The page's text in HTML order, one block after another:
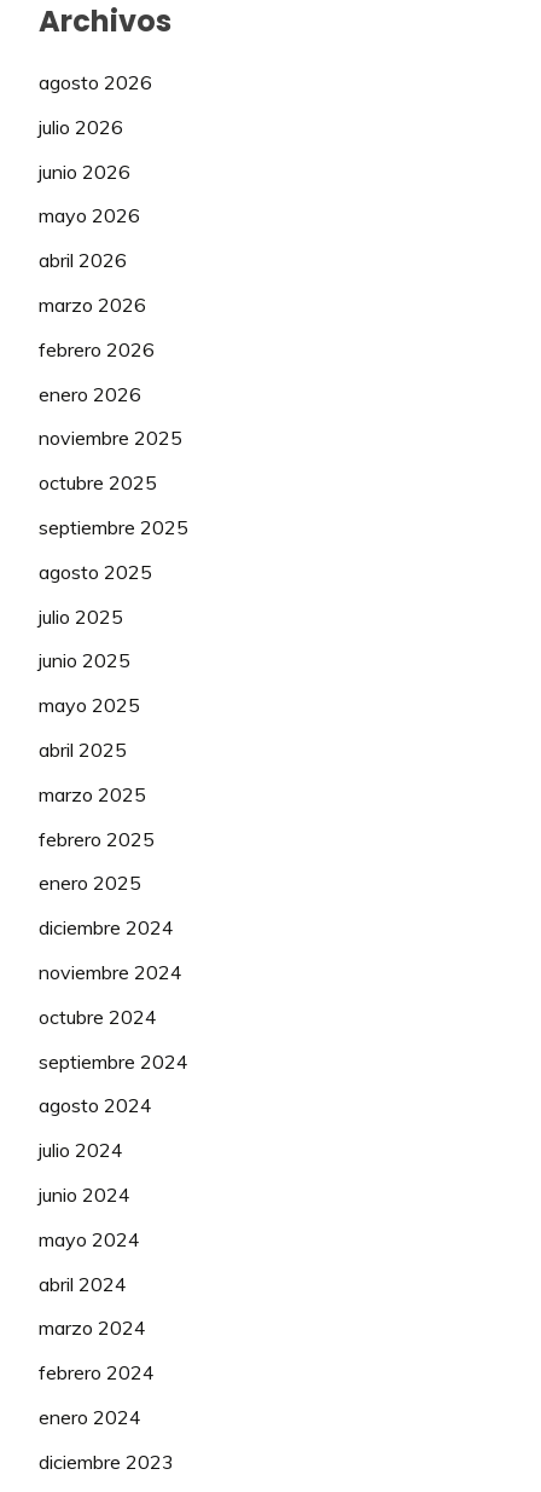
Archivos
agosto 2026
julio 2026
junio 2026
mayo 2026
abril 2026
marzo 2026
febrero 2026
enero 2026
noviembre 2025
octubre 2025
septiembre 2025
agosto 2025
julio 2025
junio 2025
mayo 2025
abril 2025
marzo 2025
febrero 2025
enero 2025
diciembre 2024
noviembre 2024
octubre 2024
septiembre 2024
agosto 2024
julio 2024
junio 2024
mayo 2024
abril 2024
marzo 2024
febrero 2024
enero 2024
diciembre 2023